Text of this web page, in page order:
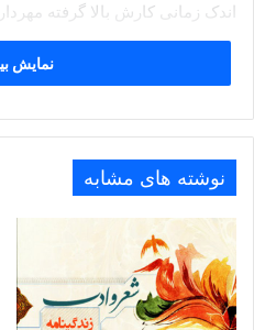
اندک زمانی کارش بالا گرفته
گلشنی تا انقراض سلسله آق
او چون مذهب تسنن داشته ناگزیر
الرحمن جامی بوده است . شیخ
به ۲۰ هزار بیت می رسد یک
پیری از مثنوی مولوی سروده است
نمایش
نوشته های مشابه